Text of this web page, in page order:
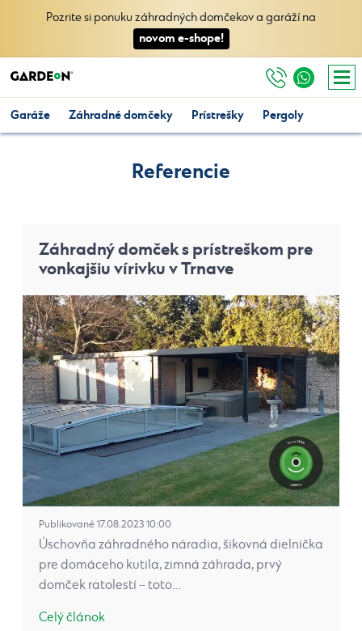
Pozrite si ponuku záhradných domčekov a garáží na
novom e-shope!
Garáže Záhradné domčeky Prístrešky Pergoly
Referencie
Záhradný domček s prístreškom pre
vonkajšiu vírivku v Trnave
Publikované 17.08.2023 10:00
Úschovňa záhradného náradia, šikovná dielnička
pre domáceho kutila, zimná záhrada, prvý
domček ratolestí – toto…
Celý článok